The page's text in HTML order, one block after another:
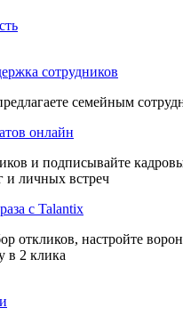
сотрудников
семейным
онлайн
и подписывайте
и личных встреч
с Talantix
откликов, настройте
в 2 клика